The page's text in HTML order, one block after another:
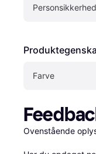
Personsikkerhed
Farve
Ovenstående